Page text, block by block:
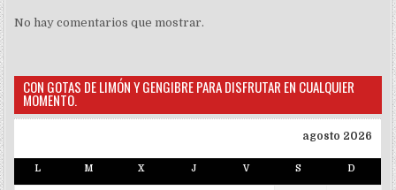
No hay comentarios que mostrar.
CON GOTAS DE LIMÓN Y GENGIBRE PARA DISFRUTAR EN CUALQUIER
MOMENTO.
agosto 2026
L M X J V S D